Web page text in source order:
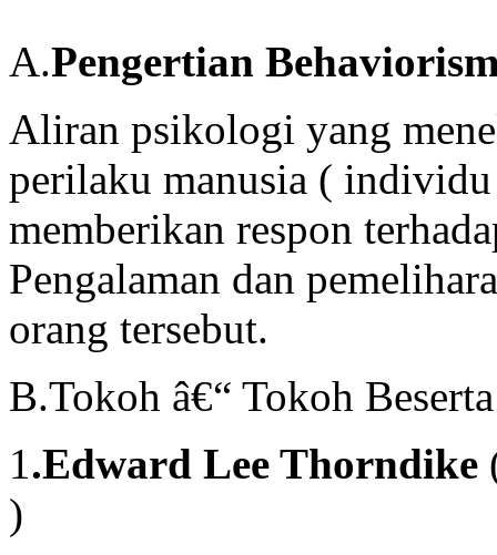
A.Pengertian
Aliran psikologi yang
perilaku manusia (
memberikan respon
Pengalaman dan
orang tersebut.
B.Tokoh â€“ Tokoh
1 .Edward Lee Thorndike
)